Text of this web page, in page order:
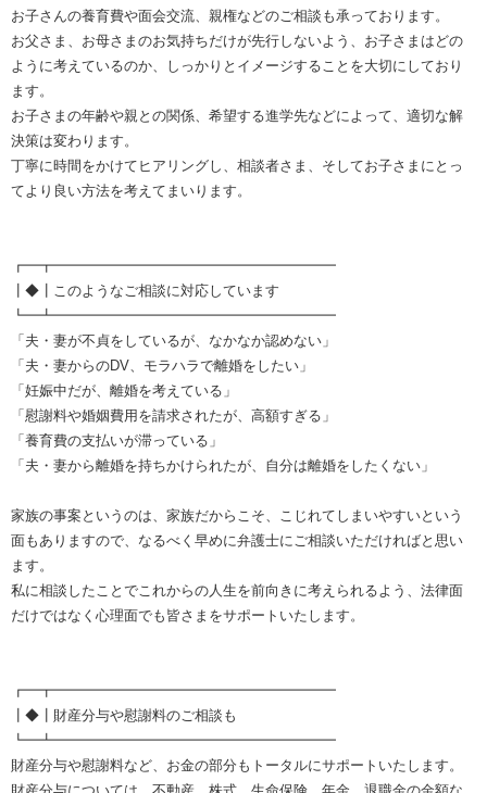
お子さんの養育費や面会交流、親権などのご相談も承っております。
お父さま、お母さまのお気持ちだけが先行しないよう、お子さまはどの
ように考えているのか、しっかりとイメージすることを大切にしており
ます。
お子さまの年齢や親との関係、希望する進学先などによって、適切な解
決策は変わります。
丁寧に時間をかけてヒアリングし、相談者さま、そしてお子さまにとっ
てより良い方法を考えてまいります。
┏━┳━━━━━━━━━━━━━━━━━━━━
┃◆┃このようなご相談に対応しています
┗━┻━━━━━━━━━━━━━━━━━━━━
「夫・妻が不貞をしているが、なかなか認めない」
「夫・妻からのDV、モラハラで離婚をしたい」
「妊娠中だが、離婚を考えている」
「慰謝料や婚姻費用を請求されたが、高額すぎる」
「養育費の支払いが滞っている」
「夫・妻から離婚を持ちかけられたが、自分は離婚をしたくない」
家族の事案というのは、家族だからこそ、こじれてしまいやすいという
面もありますので、なるべく早めに弁護士にご相談いただければと思い
ます。
私に相談したことでこれからの人生を前向きに考えられるよう、法律面
だけではなく心理面でも皆さまをサポートいたします。
┏━┳━━━━━━━━━━━━━━━━━━━━
┃◆┃財産分与や慰謝料のご相談も
┗━┻━━━━━━━━━━━━━━━━━━━━
財産分与や慰謝料など、お金の部分もトータルにサポートいたします。